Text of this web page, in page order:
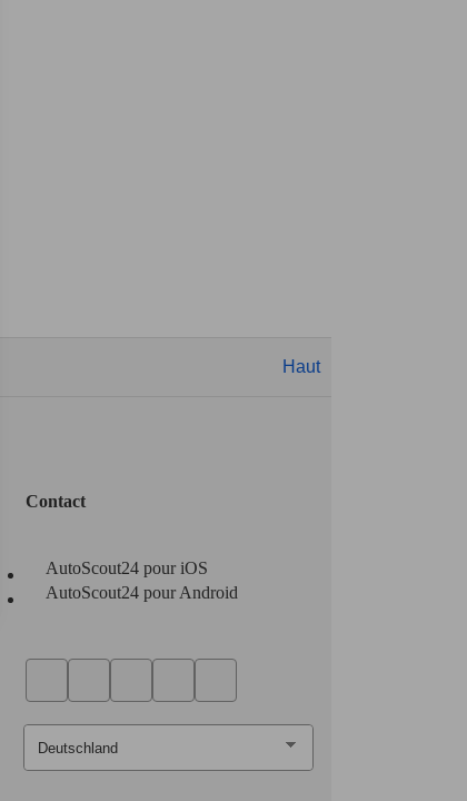
Haut
Contact
AutoScout24 pour iOS
AutoScout24 pour Android